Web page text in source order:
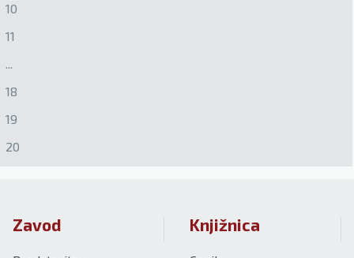
10
11
...
18
19
20
Zavod Knjižnica